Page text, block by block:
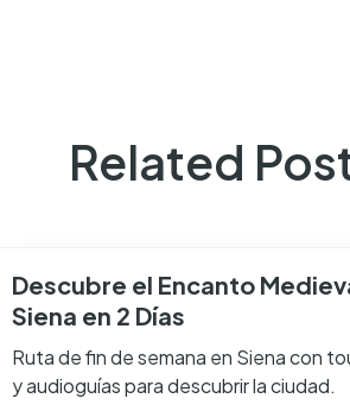
Related
Descubre el Encanto
Siena en 2 Días
Ruta de fin de semana en Siena con
y audioguías para descubrir la ciudad.